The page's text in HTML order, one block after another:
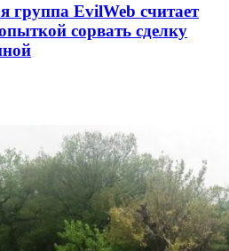
группа EvilWeb считает
сорвать сделку